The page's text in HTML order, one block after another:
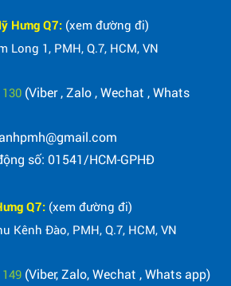
Hưng Q7: (xem đường đi)
Long 1, PMH, Q.7, HCM, VN
(Viber , Zalo , Wechat , Whats
số: 01541/HCM-GPHĐ
Q7: (xem đường đi)
Kênh Đào, PMH, Q.7, HCM, VN
(Viber, Zalo, Wechat , Whats app)